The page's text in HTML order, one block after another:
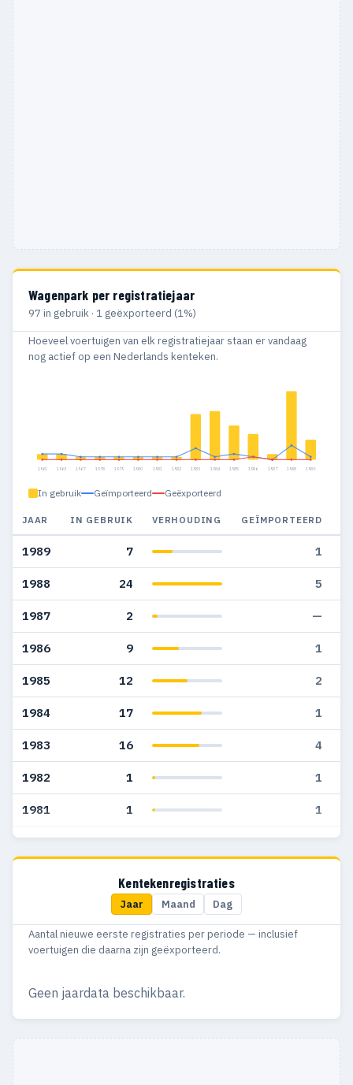
Wagenpark per registratiejaar
97 in gebruik · 1 geëxporteerd (1%)
Hoeveel voertuigen van elk registratiejaar staan er vandaag
nog actief op een Nederlands kenteken.
1961 1963 1967 1978 1979 1980 1981 1982 1983 1984 1985 1986 1987 1988 1989
In gebruik Geïmporteerd Geëxporteerd
JAAR IN GEBRUIK VERHOUDING GEÏMPORTEERD
1989 7 1
1988 24 5
1987 2 —
1986 9 1
1985 12 2
1984 17 1
1983 16 4
1982 1 1
1981 1 1
1980 1 1
1
1967 1
Kentekenregistraties
Jaar Maand Dag
Aantal nieuwe eerste registraties per periode — inclusief
voertuigen die daarna zijn geëxporteerd.
Geen jaardata beschikbaar.